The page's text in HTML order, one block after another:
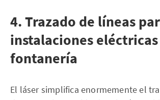
4. Trazado de líneas
instalaciones
fontanería
El láser simplifica enormemente el